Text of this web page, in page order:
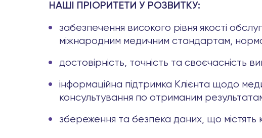
НАШІ ПРІОРИТЕТИ У РОЗВИТКУ:
забезпечення високого рівня якості
міжнародним медичним стандартам,
достовірність, точність та своєчасність
інформаційна підтримка Клієнта щодо
консультування по отриманим
збереження та безпека даних, що містять